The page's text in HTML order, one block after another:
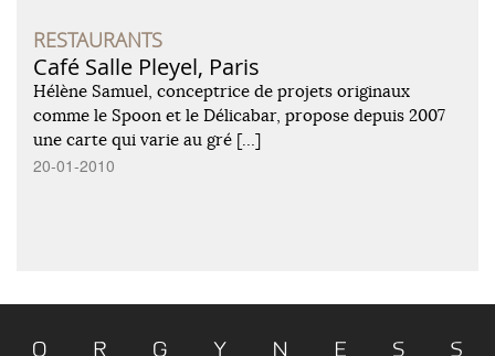
RESTAURANTS
Café Salle Pleyel, Paris
Hélène Samuel, conceptrice de projets originaux
comme le Spoon et le Délicabar, propose depuis 2007
une carte qui varie au gré […]
20-01-2010